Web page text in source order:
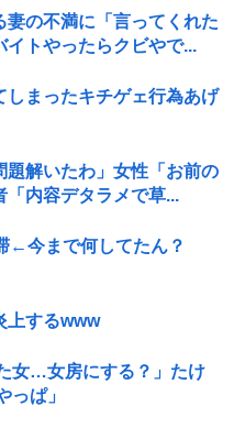
の不満に「言ってくれた
イトやったらクビやで...
しまったキチゲェ行為あげ
解いたわ」女性「お前の
内容デタラメで草...
←今まで何してたん？
上するwww
女…女房にする？」たけ
っぱ」